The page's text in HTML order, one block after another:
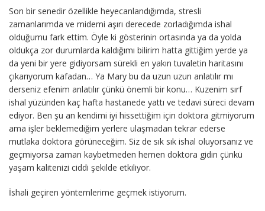
Son bir senedir özellikle heyecanlandığımda, stresli
zamanlarımda ve midemi aşırı derecede zorladığımda ishal
olduğumu fark ettim. Öyle ki gösterinin ortasında ya da yolda
oldukça zor durumlarda kaldığımı bilirim hatta gittiğim yerde ya
da yeni bir yere gidiyorsam sürekli en yakın tuvaletin haritasını
çıkarıyorum kafadan… Ya Mary bu da uzun uzun anlatılır mı
derseniz efenim anlatılır çünkü önemli bir konu… Kuzenim sırf
ishal yüzünden kaç hafta hastanede yattı ve tedavi süreci devam
ediyor. Ben şu an kendimi iyi hissettiğim için doktora gitmiyorum
ama işler beklemediğim yerlere ulaşmadan tekrar ederse
mutlaka doktora görüneceğim. Siz de sık sık ishal oluyorsanız ve
geçmiyorsa zaman kaybetmeden hemen doktora gidin çünkü
yaşam kalitenizi ciddi şekilde etkiliyor.
İshali geçiren yöntemlerime geçmek istiyorum.